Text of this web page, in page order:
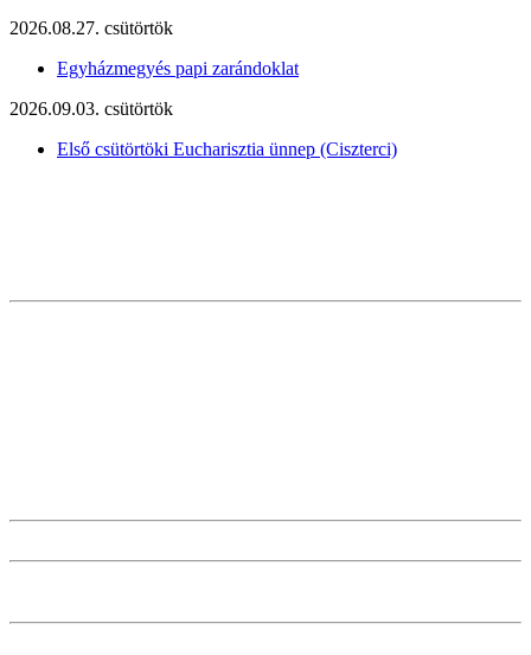
2026.08.27. csütörtök
Egyházmegyés papi zarándoklat
2026.09.03. csütörtök
Első csütörtöki Eucharisztia ünnep (Ciszterci)